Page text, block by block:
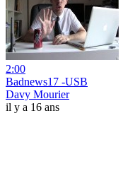
2:00
Badnews17 -USB
Davy Mourier
il y a 16 ans